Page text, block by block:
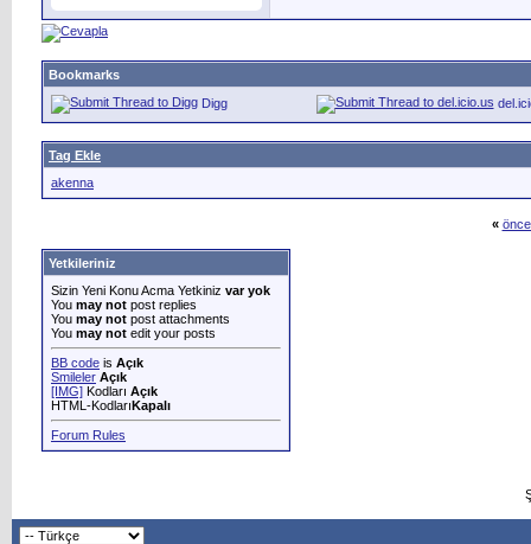
Bookmarks
Digg
Tag Ekle
akenna
«
Yetkileriniz
Sizin Yeni Konu Acma Yetkiniz var yok
You may not post replies
You may not post attachments
You may not edit your posts
BB code is Açık
Smileler Açık
[IMG] Kodları Açık
HTML-KodlarıKapalı
Forum Rules